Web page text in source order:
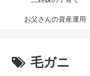
お父さんの資産運用
毛ガニ